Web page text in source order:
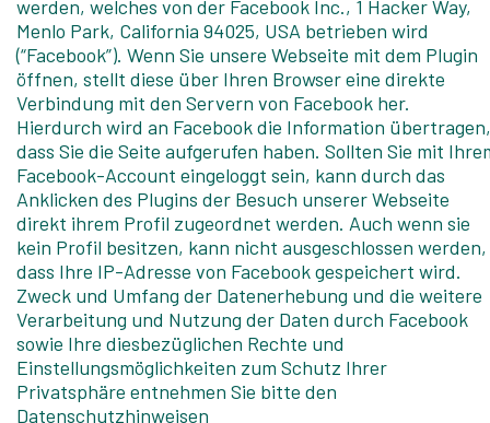
werden, welches von der Facebook Inc., 1 Hacker Way,
Menlo Park, California 94025, USA betrieben wird
(“Facebook”). Wenn Sie unsere Webseite mit dem Plugin
öffnen, stellt diese über Ihren Browser eine direkte
Verbindung mit den Servern von Facebook her.
Hierdurch wird an Facebook die Information übertragen,
dass Sie die Seite aufgerufen haben. Sollten Sie mit
Facebook-Account eingeloggt sein, kann durch das
Anklicken des Plugins der Besuch unserer Webseite
direkt ihrem Profil zugeordnet werden. Auch wenn sie
kein Profil besitzen, kann nicht ausgeschlossen werden,
dass Ihre IP-Adresse von Facebook gespeichert wird.
Zweck und Umfang der Datenerhebung und die weitere
Verarbeitung und Nutzung der Daten durch Facebook
sowie Ihre diesbezüglichen Rechte und
Einstellungsmöglichkeiten zum Schutz Ihrer
Privatsphäre entnehmen Sie bitte den
Datenschutzhinweisen